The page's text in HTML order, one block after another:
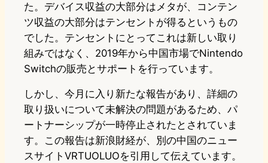
た。デバイス収益の大部分はメタが、コンテン
ツ収益の大部分はテンセントが得るというもの
でした。テンセントにとってこれは新しい取り
組みではなく、2019年から中国市場でNintendo
Switchの販売とサポートを行っています。
しかし、今月に入り新たな報告があり、詳細の
取り扱いについて未解決の問題があるため、パ
ートナーシップが一時停止されたとされていま
す。この報告は新浪財経が、別の中国のニュー
スサイトVRTUOLUOを引用して伝えています。